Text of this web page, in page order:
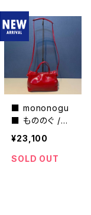
■ mononogu
■ もののぐ /パ
オパテントミニシ
ョルダー・RED・
PO3-PT■MAD
¥23,100
SOLD OUT